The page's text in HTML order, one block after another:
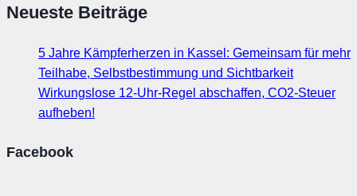
Neueste Beiträge
5 Jahre Kämpferherzen in Kassel: Gemeinsam für mehr
Teilhabe, Selbstbestimmung und Sichtbarkeit
Wirkungslose 12-Uhr-Regel abschaffen, CO2-Steuer
aufheben!
Facebook